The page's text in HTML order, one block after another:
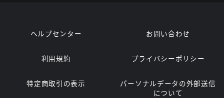
ヘルプセンター お問い合わせ
利用規約 プライバシーポリシー
特定商取引の表示
パーソナルデータの外部送信
について